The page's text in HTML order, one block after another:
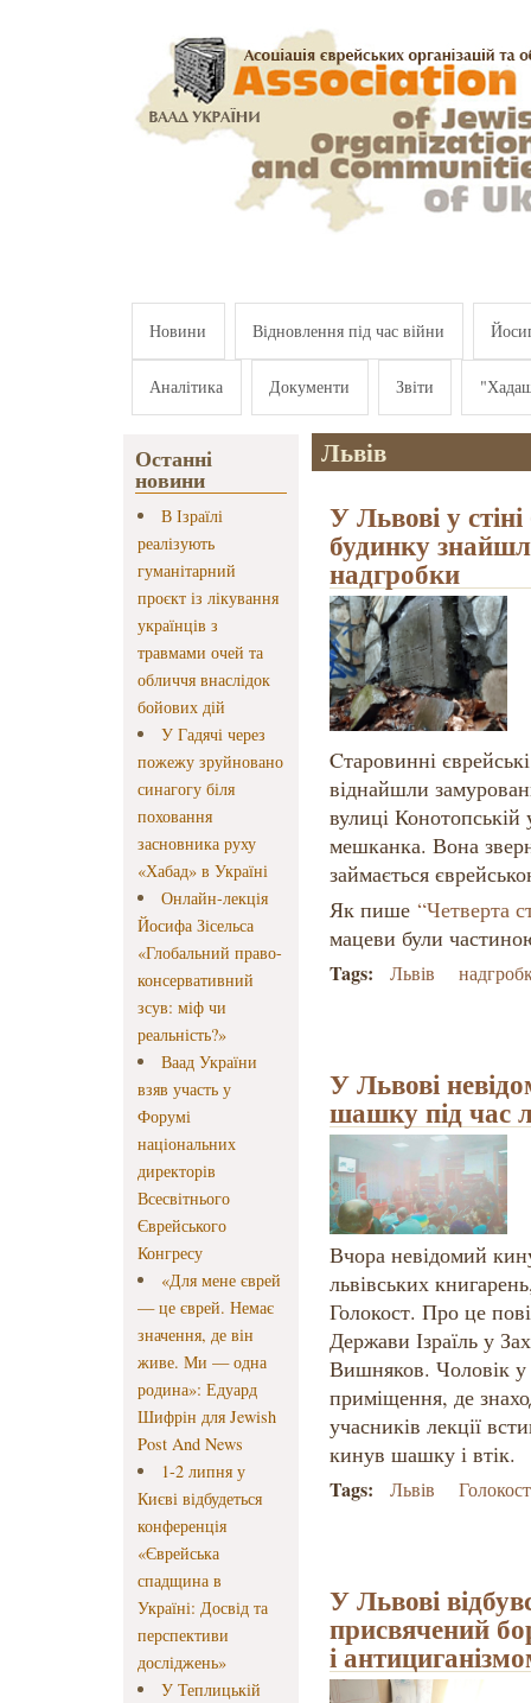
Новини Відновлення під час війни
Аналітика Документи Звіти
Останні
новини
В Ізраїлі
реалізують
гуманітарний
проєкт із лікування
українців з
травмами очей та
обличчя внаслідок
бойових дій
У Гадячі через
пожежу зруйновано
синагогу біля
поховання
засновника руху
«Хабад» в Україні
Онлайн-лекція
Йосифа Зісельса
«Глобальний право-
консервативний
зсув: міф чи
реальність?»
Ваад України
взяв участь у
Форумі
національних
директорів
Всесвітнього
Єврейського
Конгресу
«Для мене єврей
— це єврей. Немає
значення, де він
живе. Ми — одна
родина»: Едуард
Шифрін для Jewish
Post And News
1-2 липня у
Києві відбудеться
конференція
«Єврейська
спадщина в
Україні: Досвід та
перспективи
досліджень»
У Теплицькій
Львів
У Львові у
будинку
надгробки
Cтаровинні
віднайшли
вулиці Конотопській
мешканка. Вона
займається
Як пише “Четверта
мацеви були
Tags: Львів
У Львові
шашку під час
Вчора невідомий
львівських
Голокост. Про це
Держави Ізраїль у
Вишняков. Чоловік у
приміщення, де
учасників лекції
кинув шашку і втік.
Tags: Львів Голокост
У Львові
присвячений
і